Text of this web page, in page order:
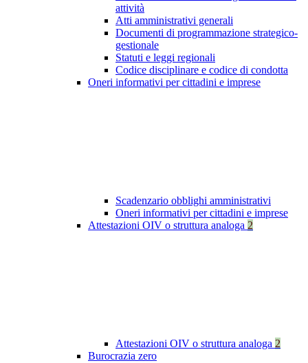
attività
Atti amministrativi generali
Documenti di programmazione strategico-
gestionale
Statuti e leggi regionali
Codice disciplinare e codice di condotta
Oneri informativi per cittadini e imprese
Scadenzario obblighi amministrativi
Oneri informativi per cittadini e imprese
Attestazioni OIV o struttura analoga 2
Attestazioni OIV o struttura analoga 2
Burocrazia zero